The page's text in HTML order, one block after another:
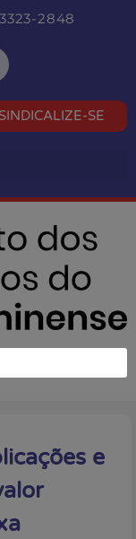
2848
SINDICALIZE-SE
e